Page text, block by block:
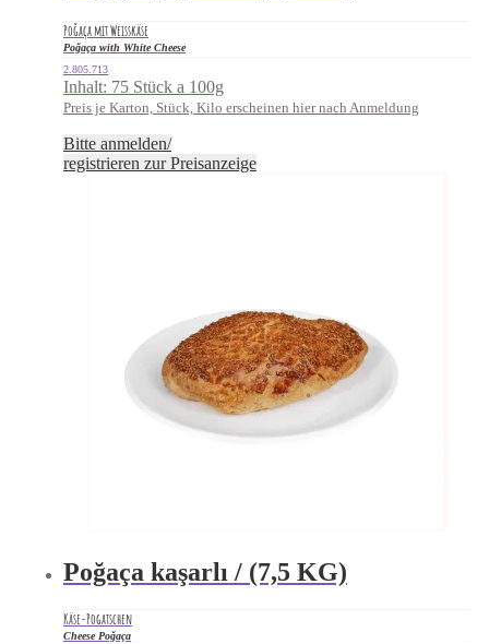
Poğaça mit Weisskäse
Poğaça with White Cheese
2.805.713
Inhalt: 75 Stück a 100g
Preis je Karton, Stück, Kilo erscheinen hier nach Anmeldung
Bitte anmelden/
registrieren zur Preisanzeige
Poğaça kaşarlı / (7,5 KG)
Käse-Pogatschen
Cheese Poğaça